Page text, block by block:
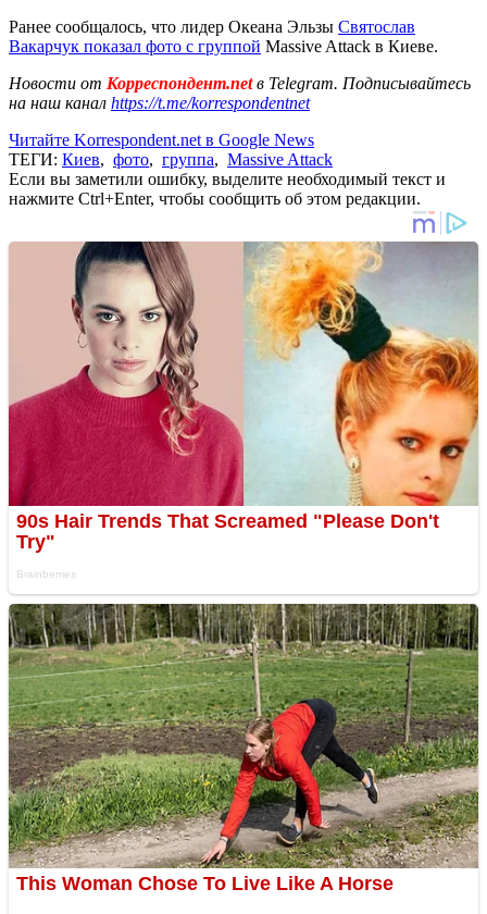
Ранее сообщалось, что лидер Океана Эльзы Святослав
Вакарчук показал фото с группой Massive Attack в Киеве.
Новости от Корреспондент.netв Telegram. Подписывайтесь
на наш канал https://t.me/korrespondentnet
Читайте Korrespondent.net в Google News
ТЕГИ: Киев, фото, группа, Massive Attack
Если вы заметили ошибку, выделите необходимый текст и
нажмите Ctrl+Enter, чтобы сообщить об этом редакции.